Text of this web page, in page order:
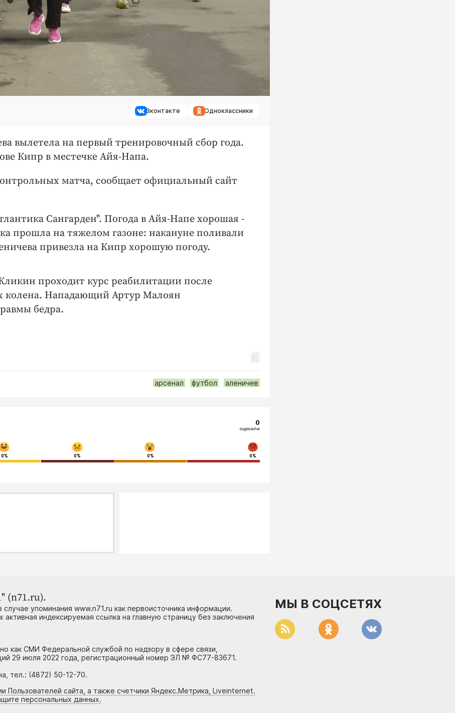
Вконтакте Одноклассники
вылетела на первый тренировочный сбор года.
Кипр в местечке Айя-Напа.
матча, сообщает официальный сайт
Сангарден". Погода в Айя-Напе хорошая -
прошла на тяжелом газоне: накануне поливали
привезла на Кипр хорошую погоду.
проходит курс реабилитации после
колена. Нападающий Артур Малоян
бедра.
арсенал футбол аленичев
0
оценили
0% 0% 0% 0%
(n71.ru).
упоминания www.n71.ru как первоисточника информации.
активная индексируемая ссылка на главную страницу без заключения
как СМИ Федеральной службой по надзору в сфере связи,
29 июля 2022 года, регистрационный номер ЭЛ № ФС77-83671.
тел.: (4872) 50-12-70.
Пользователей сайта, а также счетчики Яндекс.Метрика, Liveinternet.
персональных данных.
МЫ В СОЦСЕТЯХ